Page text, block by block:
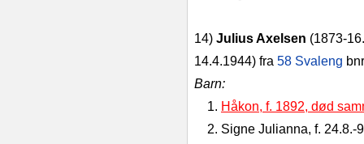
14) Julius Axelsen (1873-
14.4.1944) fra 58 Svaleng
Barn:
1. Håkon, f. 1892, død
2. Signe Julianna, f. 24.8.-